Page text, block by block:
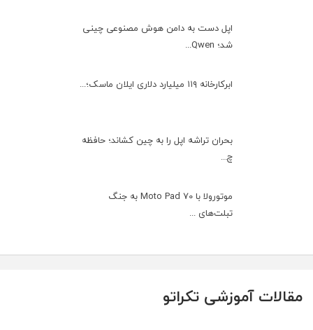
اپل دست به دامن هوش مصنوعی چینی
شد؛ Qwen...
ابرکارخانه ۱۱۹ میلیارد دلاری ایلان ماسک؛...
بحران تراشه اپل را به چین کشاند؛ حافظه
چ...
موتورولا با Moto Pad 70 به جنگ
تبلت‌های ...
مقالات آموزشی تکراتو